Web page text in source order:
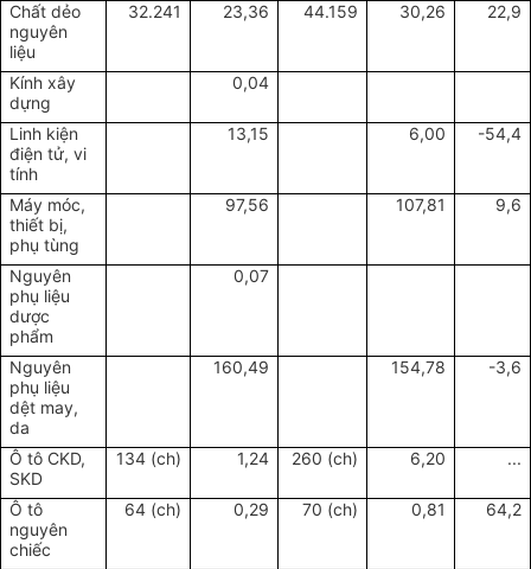
Chất dẻo
nguyên
liệu
32.241 23,36 44.159 30,26 22,9
Kính xây
dựng
0,04
Linh kiện
điện tử, vi
tính
13,15 6,00 -54,4
Máy móc,
thiết bị,
phụ tùng
97,56 107,81 9,6
Nguyên
phụ liệu
dược
phẩm
0,07
Nguyên
phụ liệu
dệt may,
da
160,49 154,78 -3,6
Ô tô CKD,
SKD
134 (ch) 1,24 260 (ch) 6,20 ...
Ô tô
nguyên
chiếc
64 (ch) 0,29 70 (ch) 0,81 64,2